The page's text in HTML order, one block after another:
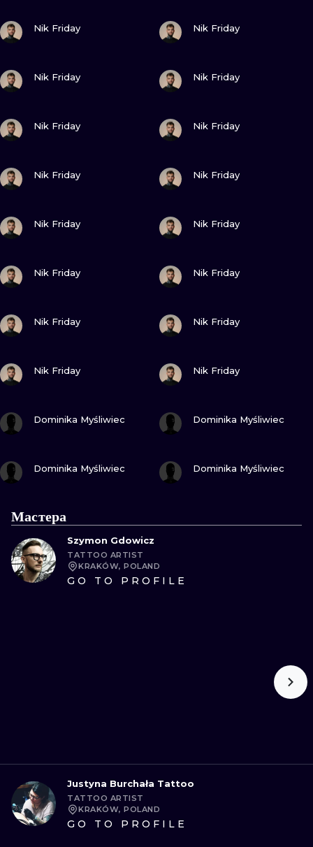
Nik Friday Nik Friday
Nik Friday Nik Friday
Nik Friday Nik Friday
Nik Friday Nik Friday
Nik Friday Nik Friday
Nik Friday Nik Friday
Nik Friday Nik Friday
Nik Friday Nik Friday
Dominika Myśliwiec Dominika Myśliwiec
Dominika Myśliwiec Dominika Myśliwiec
Мастера
Szymon Gdowicz
TATTOO ARTIST
KRAKÓW, POLAND
GO TO PROFILE
Justyna Burchała Tattoo
TATTOO ARTIST
KRAKÓW, POLAND
GO TO PROFILE